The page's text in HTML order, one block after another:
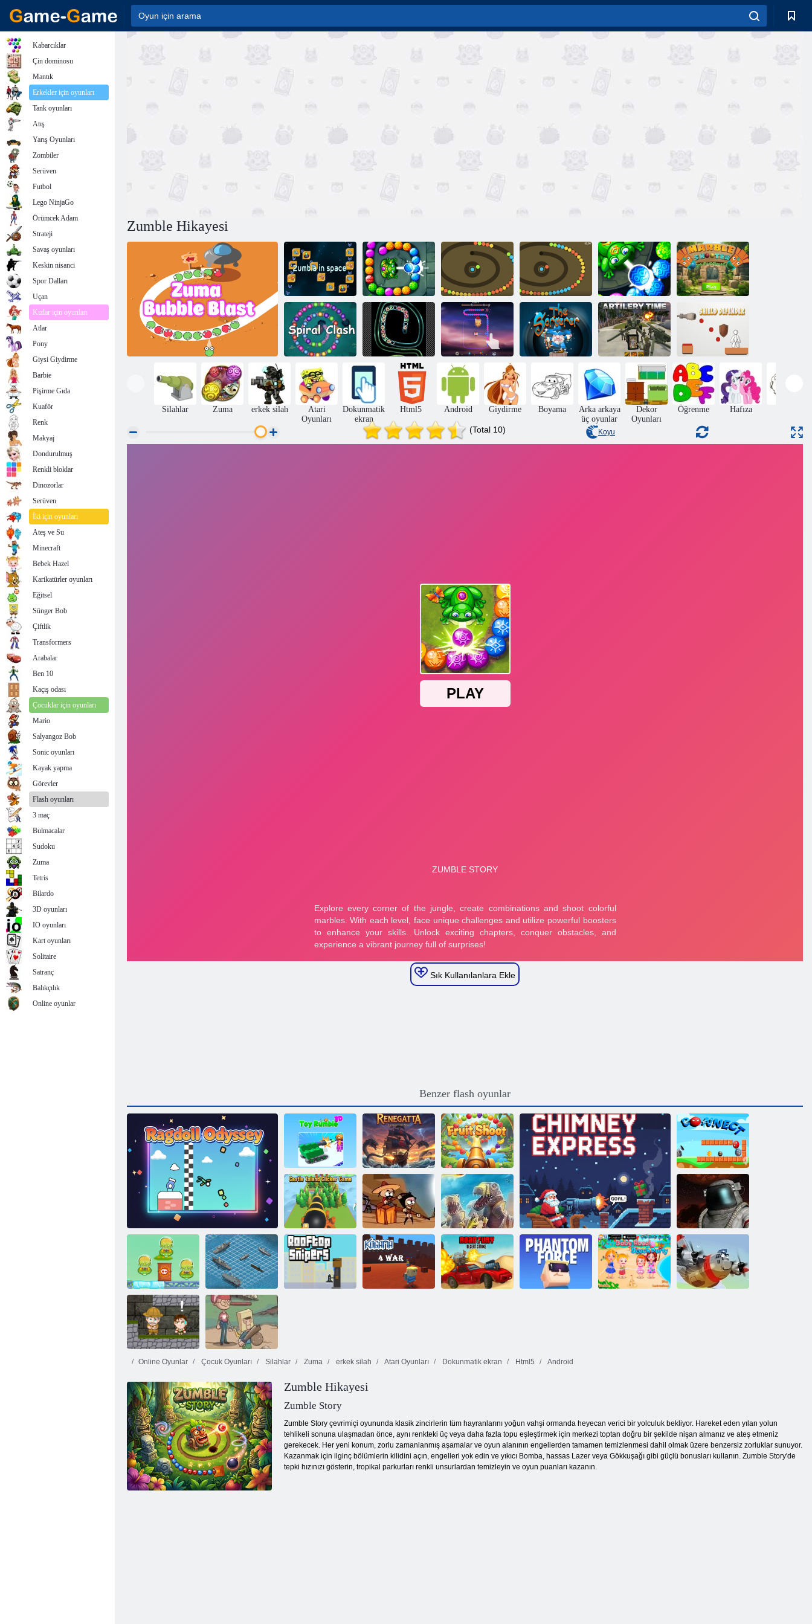
Zumble Hikayesi
Uzayda Zumbla Zumba Görevi Yılan Topu Baloncuk Atıcı Zumba Görevi Mermer Atıcı
Spiral Çarpışma
TD Neon
Çekimi
Zooma Mermer
Görevi 3D
Zend Bombacısı Topçu Süresi
Kalkan
Savunucusu
Silahlar Zuma erkek silah
Atari
Oyunları
Dokunmatik
ekran
Html5 Android Giydirme Boyama
Arka arkaya
üç oyunlar
Dekor
Oyunları
Öğrenme Hafıza
(Total 10) Koyu
Sık Kullanılanlara Ekle
Benzer flash oyunlar
Ragdoll Odyssey
Oyuncaklar
Rumble 3D
Renegatta Meyve Çekimi Bağlamak
Kale Adası
Tıklama Oyunu
Zombies Jump
olamaz
D-Day: Rush -
Kule Savunma
Savaş Alanı
Marslılar vs
kovboylar
Savaş gemisi
savaşı
Inca Macera Köy Heroes
Online Oyunlar Çocuk Oyunları Silahlar Zuma erkek silah Atari Oyunları Dokunmatik ekran Html5 Android
Zumble Hikayesi
Zumble Story
Zumble Story çevrimiçi oyununda klasik zincirlerin tüm hayranlarını yoğun vahşi ormanda heyecan verici bir yolculuk bekliyor. Hareket eden yılan yolun
tehlikeli sonuna ulaşmadan önce, aynı renkteki üç veya daha fazla topu eşleştirmek için merkezi toptan doğru bir şekilde nişan almanız ve ateş etmeniz
gerekecek. Her yeni konum, zorlu zamanlanmış aşamalar ve oyun alanının engellerden tamamen temizlenmesi dahil olmak üzere benzersiz zorluklar sunuyor.
Kazanmak için ilginç bölümlerin kilidini açın, engelleri yok edin ve yıkıcı Bomba, hassas Lazer veya Gökkuşağı gibi güçlü bonusları kullanın. Zumble Story'de
tepki hızınızı gösterin, tropikal parkurları renkli unsurlardan temizleyin ve oyun puanları kazanın.
Kabarcıklar
Çin dominosu
Mantık
Erkekler için oyunları
Tank oyunları
Atış
Yarış Oyunları
Zombiler
Serüven
Futbol
Lego NinjaGo
Örümcek Adam
Strateji
Savaş oyunları
Keskin nisanci
Spor Dalları
Uçan
Kızlar için oyunları
Atlar
Pony
Giysi Giydirme
Barbie
Pişirme Gıda
Kuaför
Renk
Makyaj
Dondurulmuş
Renkli bloklar
Dinozorlar
Serüven
İki için oyunları
Ateş ve Su
Minecraft
Bebek Hazel
Karikatürler oyunları
Eğitsel
Sünger Bob
Çiftlik
Transformers
Arabalar
Ben 10
Kaçış odası
Çocuklar için oyunları
Mario
Salyangoz Bob
Sonic oyunları
Kayak yapma
Görevler
Flash oyunları
3 maç
Bulmacalar
Sudoku
Zuma
Tetris
Bilardo
3D oyunları
IO oyunları
Kart oyunları
Solitaire
Satranç
Balıkçılık
Online oyunlar